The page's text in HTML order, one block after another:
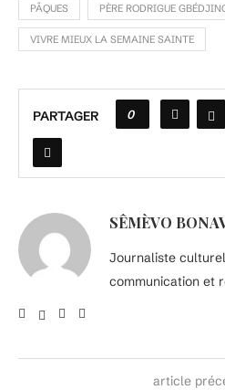
PÂQUES PÈRE RODRIGUE
VIVRE MIEUX LA SEMAINE SAINTE
PARTAGER 0
SÊMÈVO
Journaliste
communication et
article